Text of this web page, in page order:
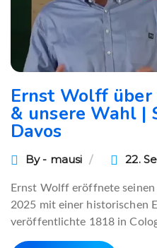
Ernst Wolff über
& unsere Wahl |
Davos
By - mausi 22.
Ernst Wolff eröffnete
2025 mit einer historischen
veröffentlichte 1818 in